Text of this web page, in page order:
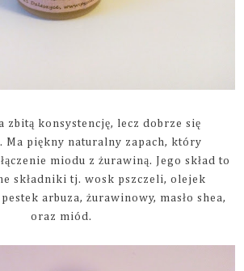
zbitą konsystencję, lecz dobrze się
Ma piękny naturalny zapach, który
miodu z żurawiną. Jego skład to
składniki tj. wosk pszczeli, olejek
arbuza, żurawinowy, masło shea,
oraz miód.